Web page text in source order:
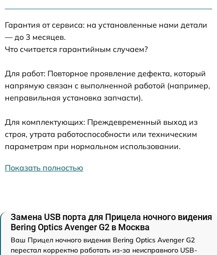
Гарантия от сервиса: на установленные нами детали
— до 3 месяцев.
Что считается гарантийным случаем?
Для работ: Повторное проявление дефекта, который
напрямую связан с выполненной работой (например,
неправильная установка запчасти).
Для комплектующих: Преждевременный выход из
строя, утрата работоспособности или техническим
параметрам при нормальном использовании.
Показать полностью
Замена USB порта для Прицела ночного видения
Bering Optics Avenger G2 в Москва
Ваш Прицел ночного видения Bering Optics Avenger G2
перестал корректно работать из-за неисправного USB-